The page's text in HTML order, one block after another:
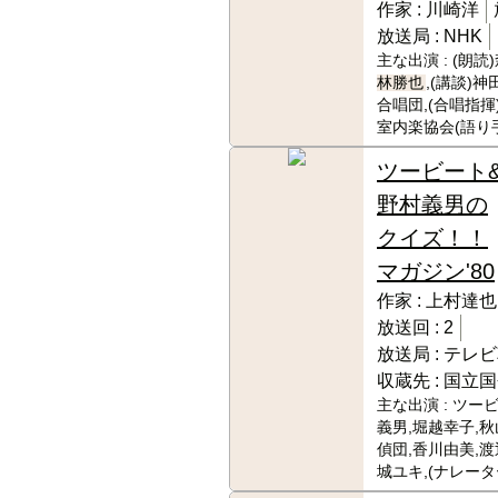
作家 : 川崎洋
放送局 : NHK
主な出演 : (朗読)
林勝也 ,(講談)神
合唱団,(合唱指
室内楽協会(語り
ツービート
野村義男の
クイズ！！
マガジン'80
作家 :
上村達
放送回 : 2
放送局 : テレ
収蔵先 : 国立
主な出演 : ツー
義男,堀越幸子,
偵団,香川由美,
城ユキ,(ナレー